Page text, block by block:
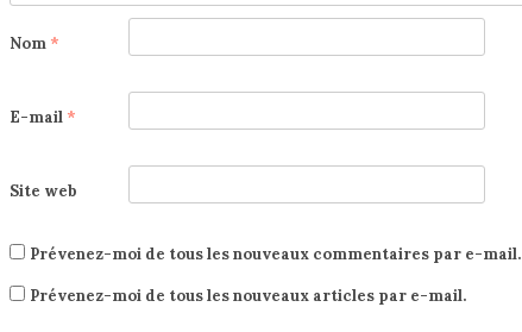
Nom *
E-mail *
Site web
Prévenez-moi de tous les nouveaux commentaires par e-mail.
Prévenez-moi de tous les nouveaux articles par e-mail.